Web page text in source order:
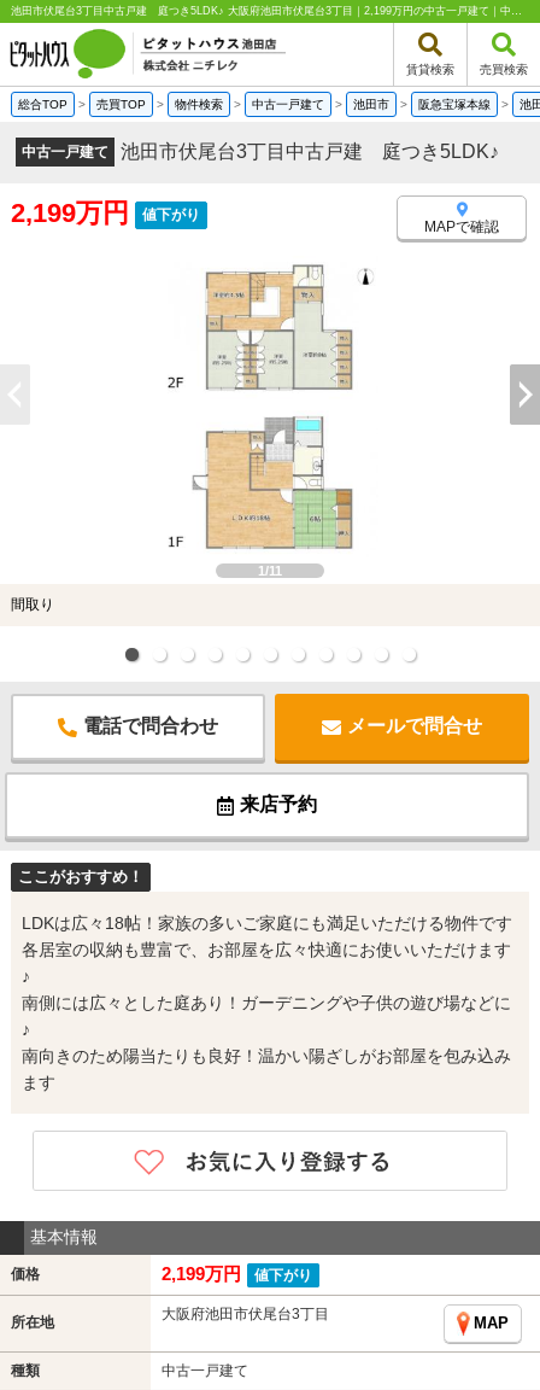
池田市伏尾台3丁目中古戸建 庭つき5LDK♪ 大阪府池田市伏尾台3丁目｜2,199万円の中古一戸建て｜中古住宅や中古物件情報｜ピタットハウス池田店 株式会社ニチレク
賃貸検索 売買検索
総合TOP > 売買TOP > 物件検索 > 中古一戸建て > 池田市 > 阪急宝塚本線 > 池
中古一戸建て 池田市伏尾台3丁目中古戸建 庭つき5LDK♪
2,199万円 値下がり
MAPで確認
1/11
間取り
電話で問合わせ メールで問合せ
来店予約
ここがおすすめ！
LDKは広々18帖！家族の多いご家庭にも満足いただける物件です
各居室の収納も豊富で、お部屋を広々快適にお使いいただけます
♪
南側には広々とした庭あり！ガーデニングや子供の遊び場などに
♪
南向きのため陽当たりも良好！温かい陽ざしがお部屋を包み込み
ます
基本情報
価格 2,199万円 値下がり
所在地 大阪府池田市伏尾台3丁目
MAP
種類 中古一戸建て